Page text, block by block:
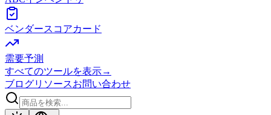
ベンダースコアカード
需要予測
すべてのツールを表示→
ブログリソースお問い合わせ